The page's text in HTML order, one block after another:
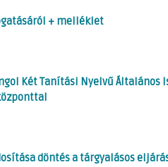
+ melléklet
Két Tanítási Nyelvű
döntés a tárgyalásos